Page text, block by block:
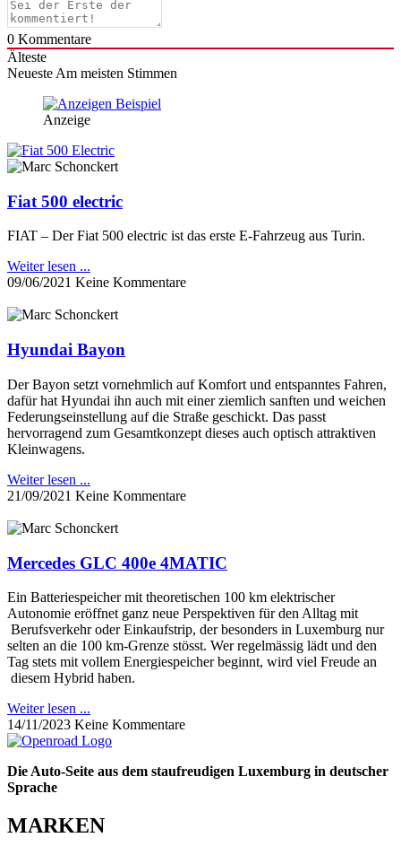
0 Kommentare
Älteste
Neueste Am meisten Stimmen
Anzeige
Fiat 500 electric
FIAT – Der Fiat 500 electric ist das erste E-Fahrzeug aus Turin.
Weiter lesen ...
09/06/2021 Keine Kommentare
Hyundai Bayon
Der Bayon setzt vornehmlich auf Komfort und entspanntes Fahren,
dafür hat Hyundai ihn auch mit einer ziemlich sanften und weichen
Federungseinstellung auf die Straße geschickt. Das passt
hervorragend zum Gesamtkonzept dieses auch optisch attraktiven
Kleinwagens.
Weiter lesen ...
21/09/2021 Keine Kommentare
Mercedes GLC 400e 4MATIC
Ein Batteriespeicher mit theoretischen 100 km elektrischer
Autonomie eröffnet ganz neue Perspektiven für den Alltag mit
Berufsverkehr oder Einkaufstrip, der besonders in Luxemburg nur
selten an die 100 km-Grenze stösst. Wer regelmässig lädt und den
Tag stets mit vollem Energiespeicher beginnt, wird viel Freude an
diesem Hybrid haben.
Weiter lesen ...
14/11/2023 Keine Kommentare
Die Auto-Seite aus dem staufreudigen Luxemburg in deutscher
Sprache
MARKEN